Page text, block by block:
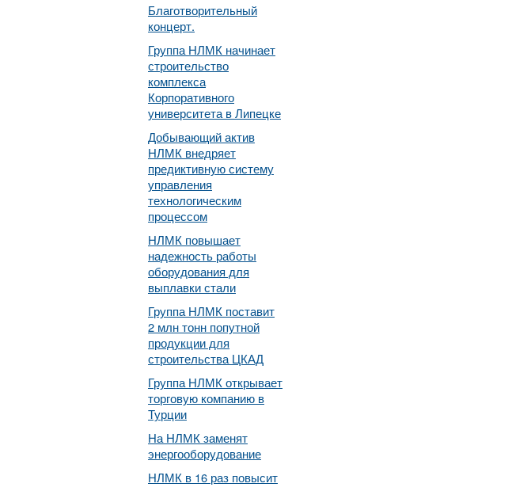
Благотворительный
концерт.
Группа НЛМК начинает
строительство
комплекса
Корпоративного
университета в Липецке
Добывающий актив
НЛМК внедряет
предиктивную систему
управления
технологическим
процессом
НЛМК повышает
надежность работы
оборудования для
выплавки стали
Группа НЛМК поставит
2 млн тонн попутной
продукции для
строительства ЦКАД
Группа НЛМК открывает
торговую компанию в
Турции
На НЛМК заменят
энергооборудование
НЛМК в 16 раз повысит